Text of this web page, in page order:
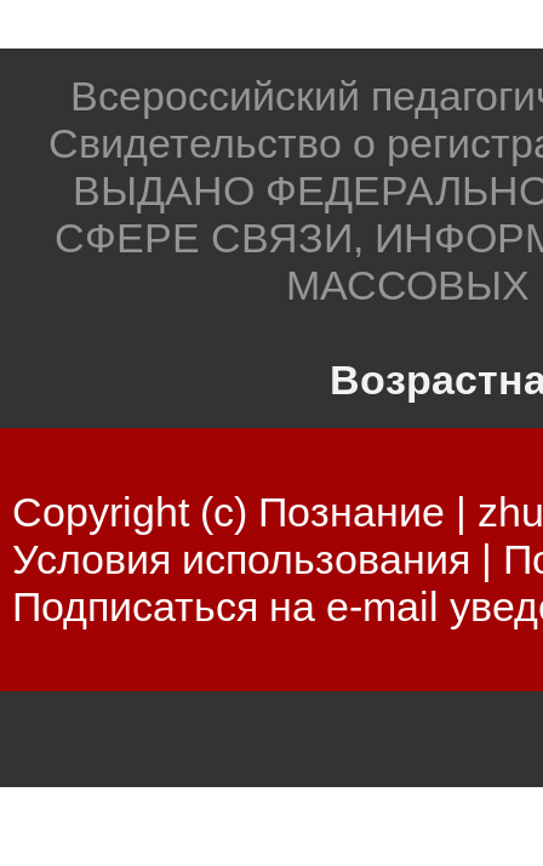
Всероссийский
Свидетельство о
ВЫДАНО
СФЕРЕ СВЯЗИ,
МАССОВЫХ
Copyright (c) Познание |
Условия использования |
Подписаться на e-mail